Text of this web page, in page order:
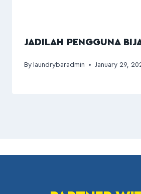
JADILAH PENGGUNA
By laundrybaradmin January 29,